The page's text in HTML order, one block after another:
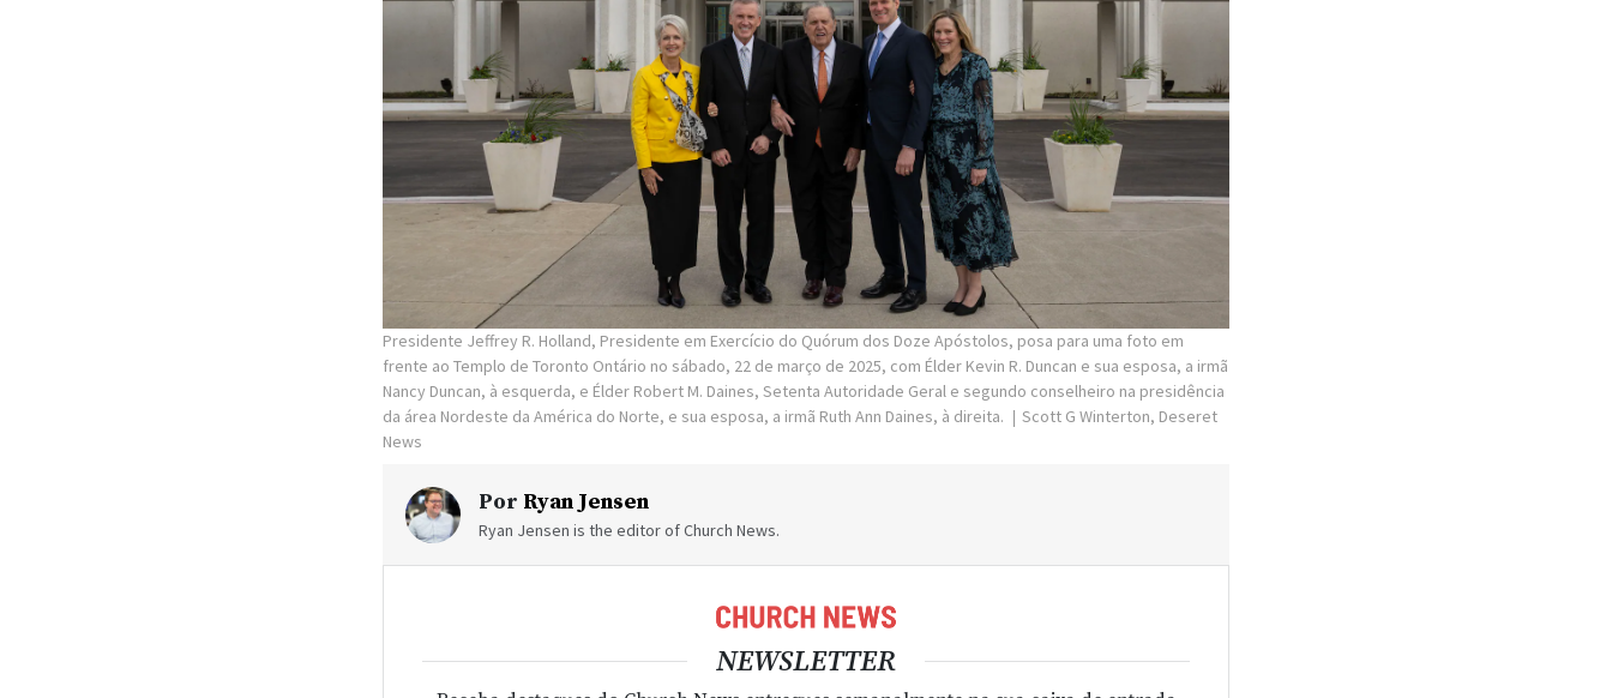
Presidente Jeffrey R. Holland, Presidente em Exercício do Quórum dos Doze Apóstolos, posa para uma foto em
frente ao Templo de Toronto Ontário no sábado, 22 de março de 2025, com Élder Kevin R. Duncan e sua esposa, a irmã
Nancy Duncan, à esquerda, e Élder Robert M. Daines, Setenta Autoridade Geral e segundo conselheiro na presidência
da área Nordeste da América do Norte, e sua esposa, a irmã Ruth Ann Daines, à direita.
Scott G Winterton, Deseret
News
Por Ryan Jensen
Ryan Jensen is the editor of Church News.
NEWSLETTER